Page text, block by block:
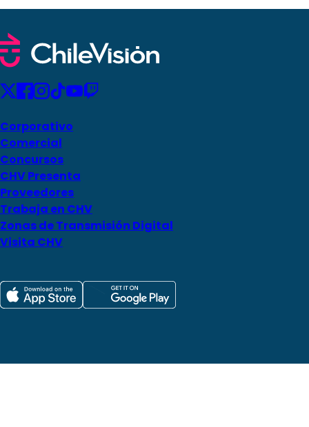
Corporativo
Comercial
Concursos
CHV Presenta
Proveedores
Trabaja en CHV
Zonas de Transmisión Digital
Visita CHV